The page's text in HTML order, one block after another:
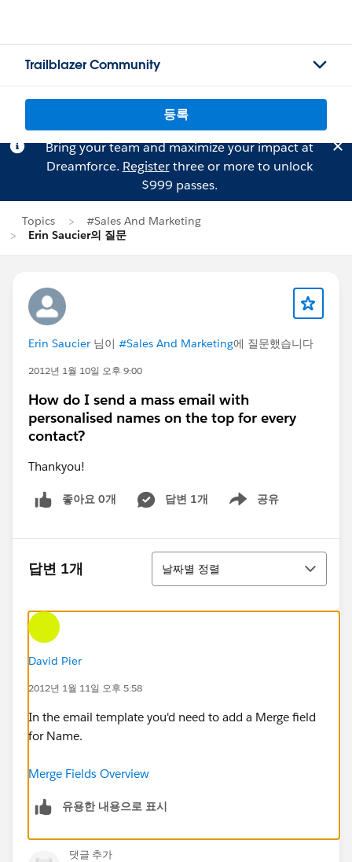
Trailblazer Community
등록
Bring your team and maximize your impact at
Dreamforce. Registerthree or more to unlock
$999 passes.
Topics
#Sales And Marketing
Erin Saucier의 질문
Erin Saucier 님이 #Sales And Marketing에 질문했습니다
2012년 1월 10일 오후 9:00
How do I send a mass email with
personalised names on the top for every
contact?
Thankyou!
좋아요 0개 답변 1개 공유
Show menu
답변 1개
정렬
날짜별 정렬
David Pier
2012년 1월 11일 오후 5:58
In the email template you'd need to add a Merge field
for Name.
Merge Fields Overview
유용한 내용으로 표시
댓글 추가